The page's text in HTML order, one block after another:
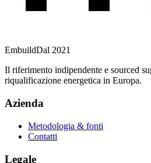
EmbuildDal 2021
Il riferimento indipendente e sourced
riqualificazione energetica in Europa.
Azienda
Metodologia & fonti
Contatti
Legale